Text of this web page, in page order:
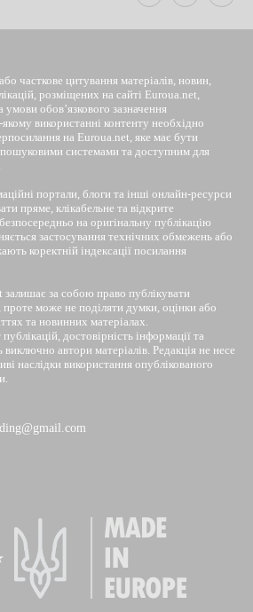
часткове цитування матеріалів, новин,
розміщених на сайті Euroua.net,
обов’язкового зазначення
використанні контенту необхідно
на Euroua.net, яке має бути
пошуковими системами та доступним для
портали, блоги та інші онлайн-ресурси
пряме, клікабельне та відкрите
на оригінальну публікацію
застосування технічних обмежень або
коректній індексації посилання
залишає за собою право публікувати
проте може не поділяти думки, оцінки або
та новинних матеріалах.
публікацій, достовірність інформації та
виключно автори матеріалів. Редакція не несе
наслідки використання опублікованого